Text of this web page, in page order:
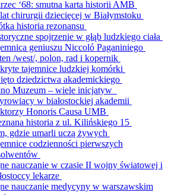
‘68: smutna karta historii AMB
chirurgii dziecięcej w Białymstoku
historia rezonansu
spojrzenie w głąb ludzkiego ciała
geniuszu Niccoló Paganiniego
/west/, polon, rad i kopernik
tajemnice ludzkiej komórki
dziedzictwa akademickiego
Muzeum – wiele inicjatyw
w białostockiej akademii
Honoris Causa UMB
historia z ul. Kilińskiego 15
gdzie umarli uczą żywych
codzienności pierwszych
nauczanie w czasie II wojny światowej i
lekarze
nauczanie medycyny w warszawskim